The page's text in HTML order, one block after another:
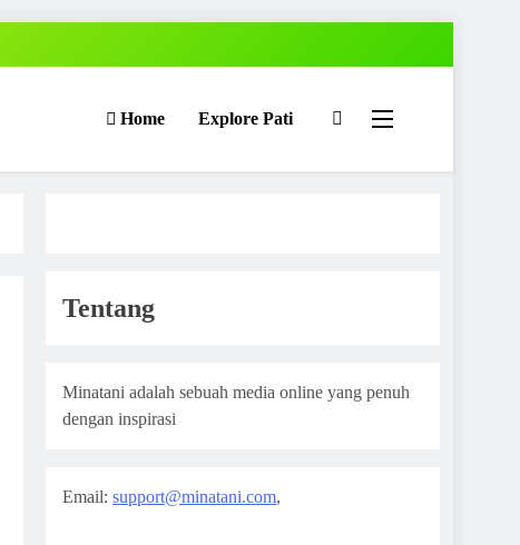
Home Explore Pati
Tentang
Minatani adalah sebuah media online yang penuh
dengan inspirasi
Email: support@minatani.com,